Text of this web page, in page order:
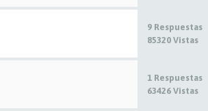
9 Respuestas
85320 Vistas
1 Respuestas
63426 Vistas